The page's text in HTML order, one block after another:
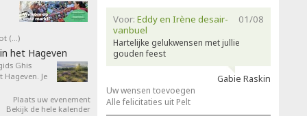
(…)
het Hageven
Ghis
Je
Plaats uw evenement
Bekijk de hele kalender
01/08
Voor: Eddy en Irène desair-
vanbuel
Hartelijke gelukwensen met jullie
gouden feest
Gabie Raskin
Uw wensen toevoegen
Alle felicitaties uit Pelt